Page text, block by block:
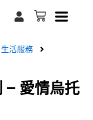
U
s
r
購
物
生活服務
– 愛情烏托